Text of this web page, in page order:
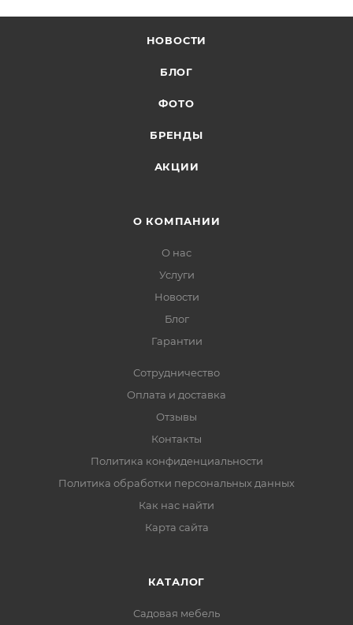
НОВОСТИ
БЛОГ
ФОТО
БРЕНДЫ
АКЦИИ
О КОМПАНИИ
О нас
Услуги
Новости
Блог
Гарантии
Сотрудничество
Оплата и доставка
Отзывы
Контакты
Политика конфиденциальности
Политика обработки персональных данных
Как нас найти
Карта сайта
КАТАЛОГ
Садовая мебель